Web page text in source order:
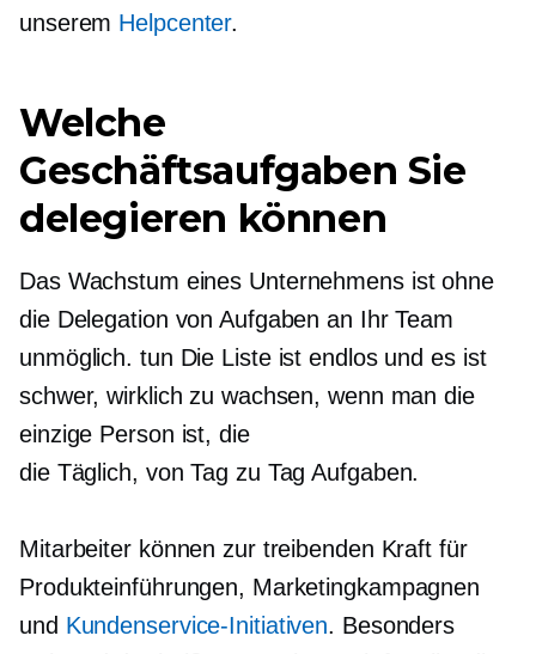
unserem Helpcenter.
Welche
Geschäftsaufgaben Sie
delegieren können
Das Wachstum eines Unternehmens ist ohne
die Delegation von Aufgaben an Ihr Team
unmöglich. tun Die Liste ist endlos und es ist
schwer, wirklich zu wachsen, wenn man die
einzige Person ist, die
die Täglich, von Tag zu Tag Aufgaben.
Mitarbeiter können zur treibenden Kraft für
Produkteinführungen, Marketingkampagnen
und Kundenservice-Initiativen. Besonders